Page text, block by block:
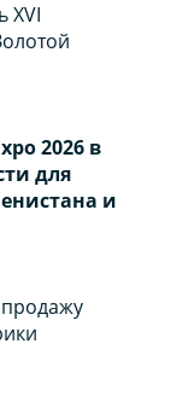
XVI
2026 в
для
и
продажу